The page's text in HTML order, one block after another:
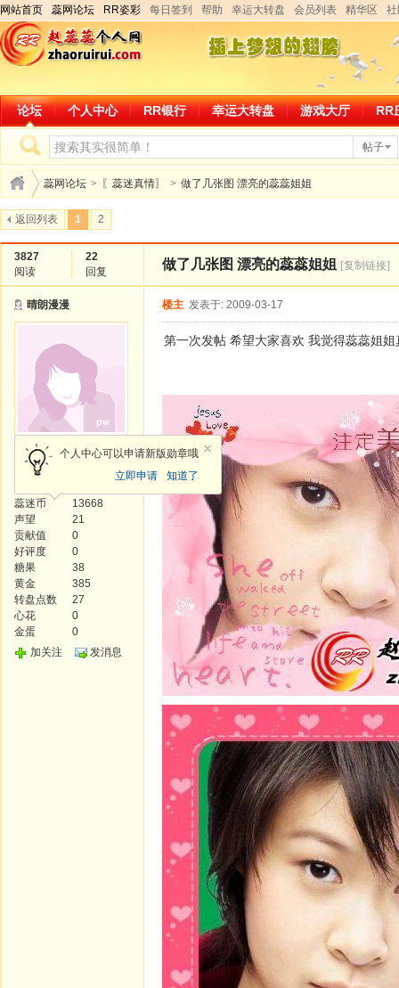
网站首页 蕊网论坛 RR姿彩 每日签到 帮助 幸运大转盘 会员列表 精华区
论坛 个人中心 RR银行 幸运大转盘 游戏大厅 RR
帖子
蕊网论坛 > 〖蕊迷真情〗 > 做了几张图 漂亮的蕊蕊姐姐
返回列表 1 2
3827
阅读
22
回复
做了几张图 漂亮的蕊蕊姐姐 [复制链接]
晴朗漫漫
精灵王
个人中心可以申请新版勋章哦
立即申请
知道了
蕊迷币
13668
声望
21
贡献值
0
好评度
0
糖果
38
黄金
385
转盘点数
27
心花
0
金蛋
0
加关注
发消息
楼主 发表于: 2009-03-17
第一次发帖 希望大家喜欢 我觉得蕊蕊姐姐